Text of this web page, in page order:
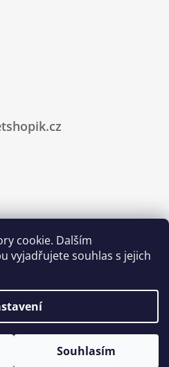
cookie. Dalším
vyjadřujete souhlas s jejich
Souhlasím
Shoptet.cz
ušetřím.cz Nákup.24hod.sk
Vytvořil Shoptet
vyhrazena.